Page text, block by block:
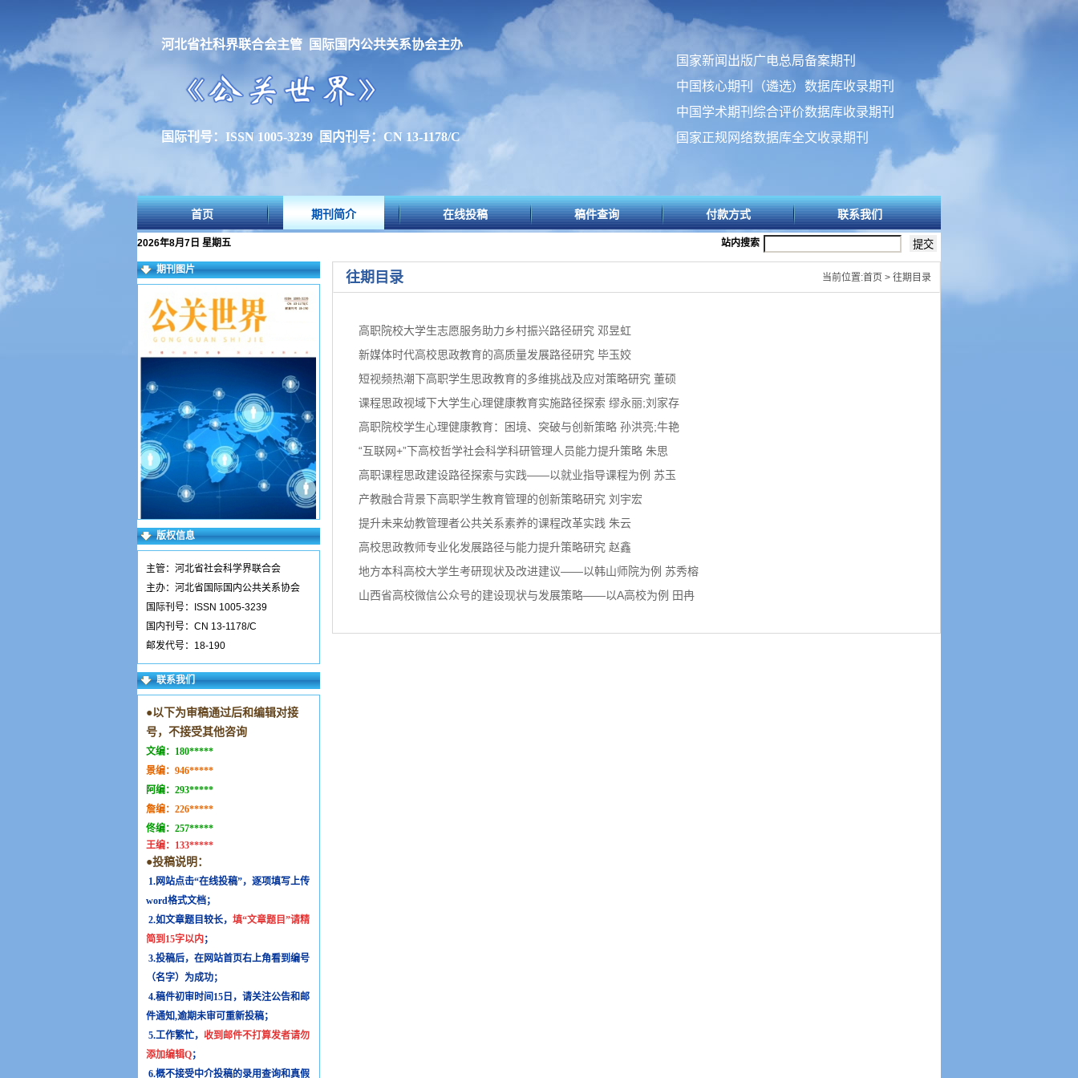
河北省社科界联合会主管 国际国内公共关系协会主办
国际刊号：ISSN 1005-3239 国内刊号：CN 13-1178/C
国家新闻出版广电总局备案期刊
中国核心期刊（遴选）数据库收录期刊
中国学术期刊综合评价数据库收录期刊
国家正规网络数据库全文收录期刊
首页 期刊简介 在线投稿 稿件查询 付款方式 联系我们
2026年8月7日 星期五 站内搜索
期刊图片
版权信息
主管：河北省社会科学界联合会
主办：河北省国际国内公共关系协会
国际刊号：ISSN 1005-3239
国内刊号：CN 13-1178/C
邮发代号：18-190
联系我们
●以下为审稿通过后和编辑对接
号，不接受其他咨询
文编： 180*****
景编： 946*****
阿编： 293*****
詹编： 226*****
佟编： 257*****
王编： 133*****
●投稿说明：
1.网站点击“在线投稿”，逐项填写上传
word格式文档；
2.如文章题目较长， 填“文章题目”请精
简到15字以内 ；
3.投稿后，在网站首页右上角看到编号
（名字）为成功；
4.稿件初审时间15日，请关注公告和邮
件通知,逾期未审可重新投稿；
5.工作繁忙， 收到邮件不打算发者请勿
添加编辑Q；
6.概不接受中介投稿的录用查询和真假
往期目录 当前位置:首页 > 往期目录
高职院校大学生志愿服务助力乡村振兴路径研究 邓昱虹
新媒体时代高校思政教育的高质量发展路径研究 毕玉姣
短视频热潮下高职学生思政教育的多维挑战及应对策略研究 董硕
课程思政视域下大学生心理健康教育实施路径探索 缪永丽;刘家存
高职院校学生心理健康教育：困境、突破与创新策略 孙洪亮;牛艳
“互联网+”下高校哲学社会科学科研管理人员能力提升策略 朱思
高职课程思政建设路径探索与实践——以就业指导课程为例 苏玉
产教融合背景下高职学生教育管理的创新策略研究 刘宇宏
提升未来幼教管理者公共关系素养的课程改革实践 朱云
高校思政教师专业化发展路径与能力提升策略研究 赵鑫
地方本科高校大学生考研现状及改进建议——以韩山师院为例 苏秀榕
山西省高校微信公众号的建设现状与发展策略——以A高校为例 田冉